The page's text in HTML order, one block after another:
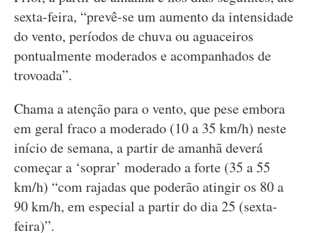
sexta-feira, “prevê-se um aumento da intensidade
do vento, períodos de chuva ou aguaceiros
pontualmente moderados e acompanhados de
trovoada”.
Chama a atenção para o vento, que pese embora
em geral fraco a moderado (10 a 35 km/h) neste
início de semana, a partir de amanhã deverá
começar a ‘soprar’ moderado a forte (35 a 55
km/h) “com rajadas que poderão atingir os 80 a
90 km/h, em especial a partir do dia 25 (sexta-
feira)”.